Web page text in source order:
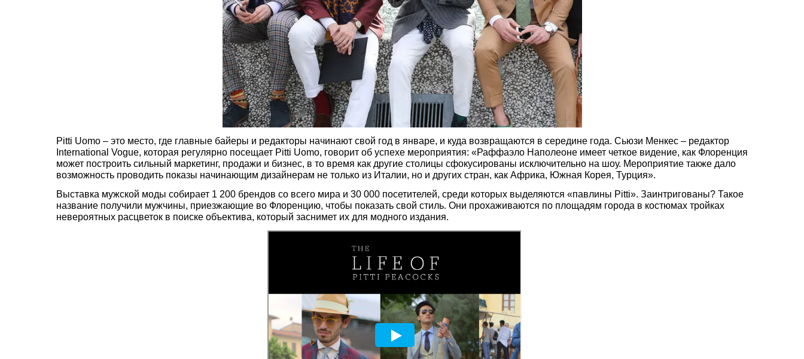
Pitti Uomo – это место, где главные байеры и редакторы начинают свой год в январе, и куда возвращаются в середине года. Сьюзи Менкес – редактор
International Vogue, которая регулярно посещает Pitti Uomo, говорит об успехе мероприятия: «Раффаэло Наполеоне имеет четкое видение, как Флоренция
может построить сильный маркетинг, продажи и бизнес, в то время как другие столицы сфокусированы исключительно на шоу. Мероприятие также дало
возможность проводить показы начинающим дизайнерам не только из Италии, но и других стран, как Африка, Южная Корея, Турция».
Выставка мужской моды собирает 1 200 брендов со всего мира и 30 000 посетителей, среди которых выделяются «павлины Pitti». Заинтригованы? Такое
название получили мужчины, приезжающие во Флоренцию, чтобы показать свой стиль. Они прохаживаются по площадям города в костюмах тройках
невероятных расцветок в поиске объектива, который заснимет их для модного издания.